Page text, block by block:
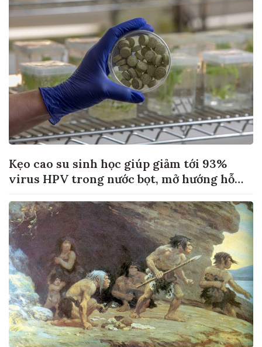
Kẹo cao su sinh học giúp giảm tới 93%
virus HPV trong nước bọt, mở hướng hỗ